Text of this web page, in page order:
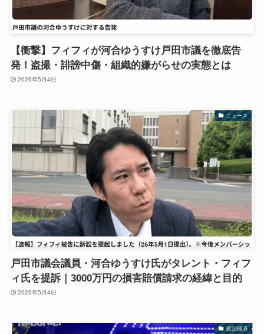
【衝撃】フィフィが河合ゆうすけ戸田市議を徹底告
発！盗撮・誹謗中傷・組織的嫌がらせの実態とは
2026年5月4日
ニュース
戸田市議会議員・河合ゆうすけ氏がタレント・フィフ
ィ氏を提訴｜3000万円の損害賠償請求の経緯と目的
2026年5月4日
政治経済